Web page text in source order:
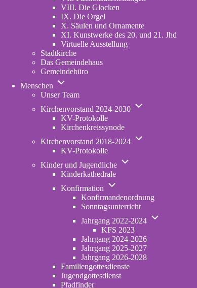
VIII. Die Glocken
IX. Die Orgel
X. Säulen und Ornamente
XI. Kunstwerke des 20. und 21. Jhd
Virtuelle Ausstellung
Stadtkirche
Das Gemeindehaus
Gemeindebüro
Menschen
Unternavigation
Menschen
Unser Team
Kirchenvorstand 2024-2030
Unternavigation
2030
KV-Protokolle
Kirchenkreissynode
Kirchenvorstand 2018-2024
Unternavigation
KV-Protokolle
Kinder und Jugendliche
Unternavigation
Jugendliche
Kinderkathedrale
Konfirmation
Unternavigation
Konfirmation
Konfirmandenordnung
Sonntagsunterricht
Jahrgang 2022-2024
Unternavigation
KFS 2023
Jahrgang 2024-2026
Jahrgang 2025-2027
Jahrgang 2026-2028
Familiengottesdienste
Jugendgottesdienst
Pfadfinder(opens